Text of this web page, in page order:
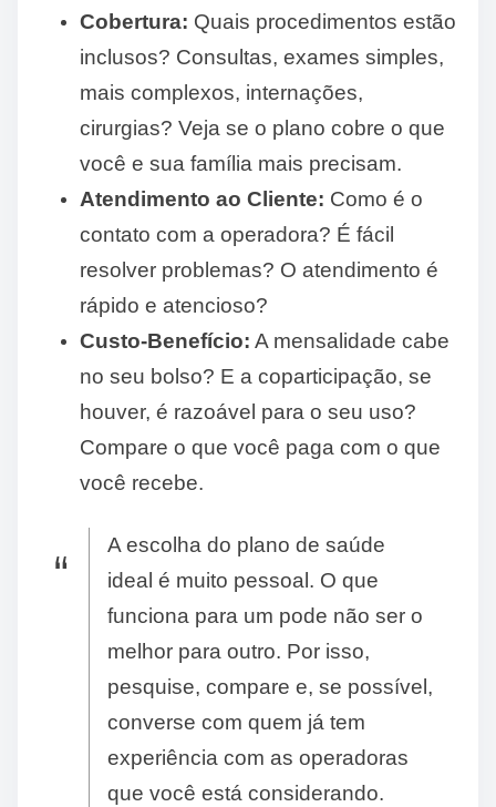
Cobertura: Quais procedimentos estão
inclusos? Consultas, exames simples,
mais complexos, internações,
cirurgias? Veja se o plano cobre o que
você e sua família mais precisam.
Atendimento ao Cliente: Como é o
contato com a operadora? É fácil
resolver problemas? O atendimento é
rápido e atencioso?
Custo-Benefício: A mensalidade cabe
no seu bolso? E a coparticipação, se
houver, é razoável para o seu uso?
Compare o que você paga com o que
você recebe.
A escolha do plano de saúde
ideal é muito pessoal. O que
funciona para um pode não ser o
melhor para outro. Por isso,
pesquise, compare e, se possível,
converse com quem já tem
experiência com as operadoras
que você está considerando.